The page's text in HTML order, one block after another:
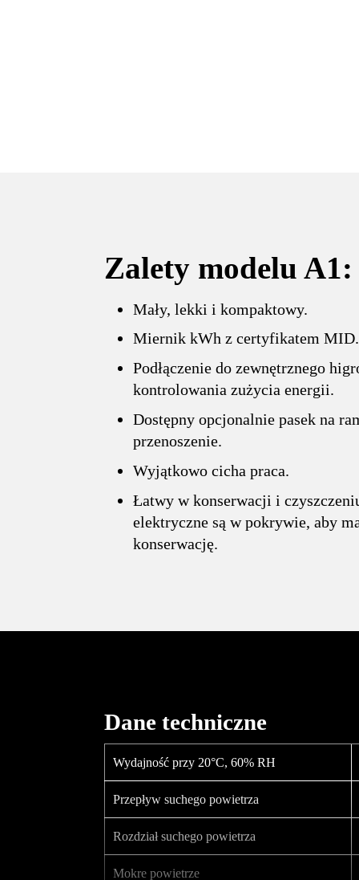
Zalety modelu A1:
Mały, lekki i kompaktowy.
Miernik kWh z certyfikatem MID.
Podłączenie do zewnętrznego
kontrolowania zużycia energii.
Dostępny opcjonalnie pasek na
przenoszenie.
Wyjątkowo cicha praca.
Łatwy w konserwacji i
elektryczne są w pokrywie, aby
konserwację.
Dane techniczne
Wydajność przy 20°C, 60% RH
Przepływ suchego powietrza
Rozdział suchego powietrza
Mokre powietrze